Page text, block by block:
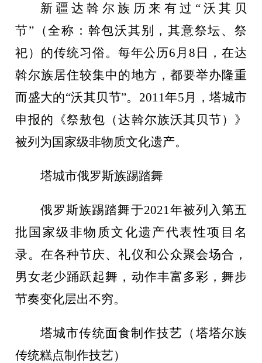
新疆达斡尔族历来有过 “沃其贝
节”（全称：斡包沃其别，其意祭坛、祭
祀）的传统习俗。每年公历6月8日，在达
斡尔族居住较集中的地方，都要举办隆重
而盛大的“沃其贝节”。2011年5月，塔城市
申报的《祭敖包（达斡尔族沃其贝节）》
被列为国家级非物质文化遗产。
塔城市俄罗斯族踢踏舞
俄罗斯族踢踏舞于2021年被列入第五
批国家级非物质文化遗产代表性项目名
录。在各种节庆、礼仪和公众聚会场合，
男女老少踊跃起舞，动作丰富多彩，舞步
节奏变化层出不穷。
塔城市传统面食制作技艺（塔塔尔族
传统糕点制作技艺）